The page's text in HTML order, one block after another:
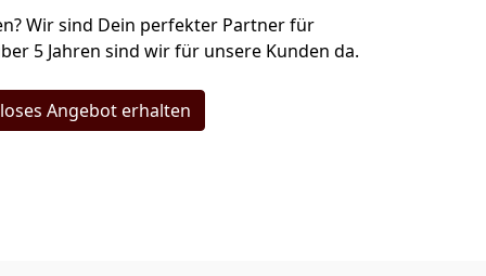
Wir sind Dein perfekter Partner für
5 Jahren sind wir für unsere Kunden da.
Angebot erhalten